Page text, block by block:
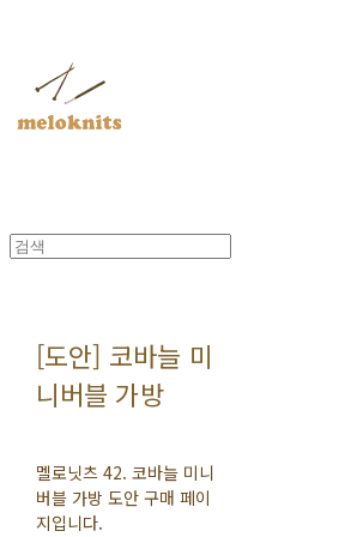
[도안] 코바늘 미
니버블 가방
멜로닛츠 42. 코바늘 미니
버블 가방 도안 구매 페이
지입니다.